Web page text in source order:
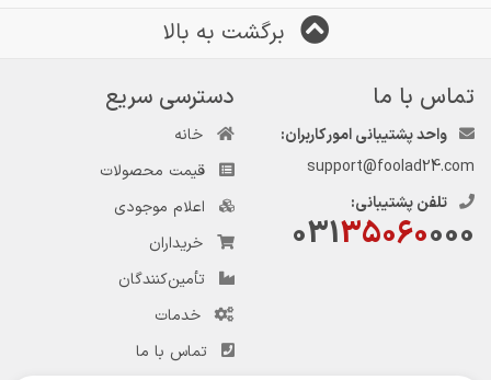
برگشت به بالا
تماس با ما
واحد پشتیبانی امور کاربران:
support@foolad24.com
تلفن پشتیبانی:
03135060000
دسترسی سریع
خانه
قیمت محصولات
اعلام موجودی
خریداران
تأمین‌کنندگان
خدمات
تماس با ما